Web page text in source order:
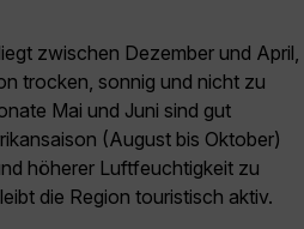
zwischen Dezember und April,
trocken, sonnig und nicht zu
Mai und Juni sind gut
(August bis Oktober)
höherer Luftfeuchtigkeit zu
die Region touristisch aktiv.